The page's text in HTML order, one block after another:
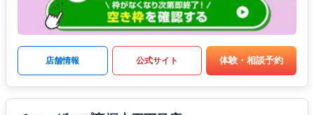
店舗情報 公式サイト 体験・相談予約